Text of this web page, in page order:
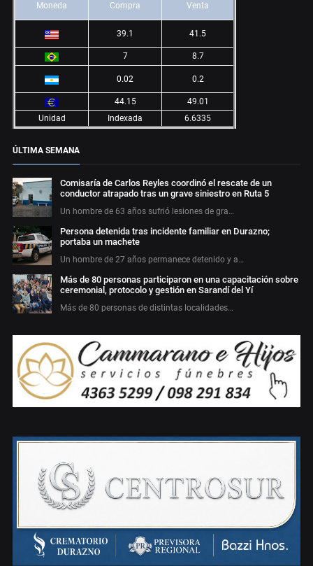
Moneda Compra Venta
39.1 41.5
7 8.7
0.02 0.2
44.15
49.01
Unidad
Indexada 6.6335
ÚLTIMA SEMANA
Comisaría de Carlos Reyles coordinó el rescate de un
conductor atrapado tras un grave siniestro en Ruta 5
Un hombre de 63 años sufrió lesiones de gra…
Persona detenida tras incidente familiar en Durazno;
portaba un machete
Un hombre de 27 años permanece detenido y a…
Más de 80 personas participaron en una capacitación sobre
ceremonial, protocolo y gestión en Sarandí del Yí
Más de 80 personas de distintas localidades…